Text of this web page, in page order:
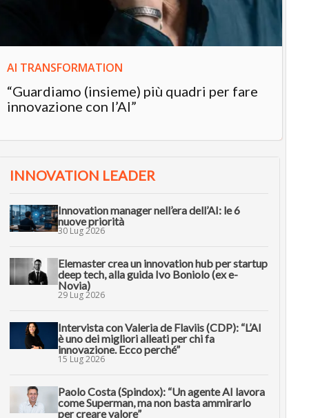
AI TRANSFORMATION
“Guardiamo (insieme) più quadri per fare
innovazione con l’AI”
INNOVATION LEADER
Innovation manager nell’era dell’AI: le 6
nuove priorità
30 Lug 2026
Elemaster crea un innovation hub per startup
deep tech, alla guida Ivo Boniolo (ex e-
Novia)
29 Lug 2026
Intervista con Valeria de Flaviis (CDP): “L’AI
è uno dei migliori alleati per chi fa
innovazione. Ecco perché”
15 Lug 2026
Paolo Costa (Spindox): “Un agente AI lavora
come Superman, ma non basta ammirarlo
per creare valore”